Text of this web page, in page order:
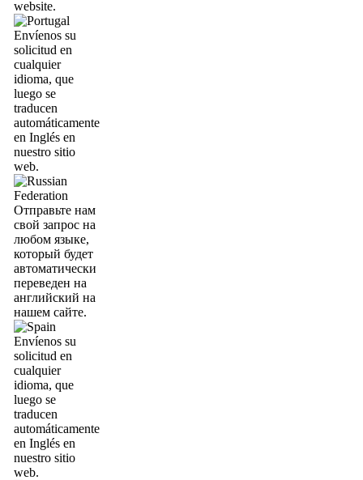
website.
Envíenos su
solicitud en
cualquier
idioma, que
luego se
traducen
automáticamente
en Inglés en
nuestro sitio
web.
Отправьте нам
свой запрос на
любом языке,
который будет
автоматически
переведен на
английский на
нашем сайте.
Envíenos su
solicitud en
cualquier
idioma, que
luego se
traducen
automáticamente
en Inglés en
nuestro sitio
web.